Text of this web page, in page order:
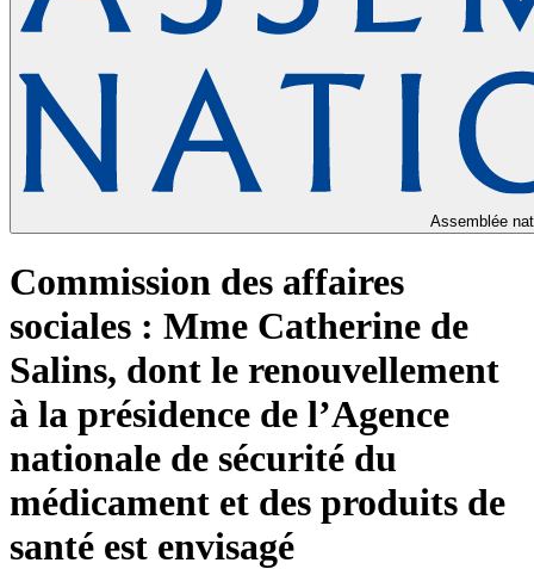
Assemblée
Commission des affaires
sociales : Mme Catherine de
Salins, dont le renouvellement
à la présidence de l’Agence
nationale de sécurité du
médicament et des produits de
santé est envisagé